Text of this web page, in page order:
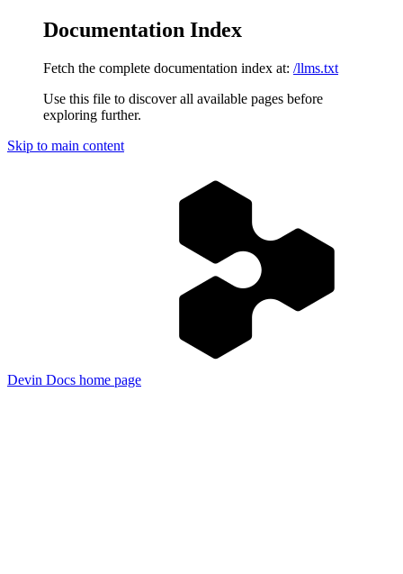
Documentation Index
Fetch the complete documentation index at: /llms.txt
Use this file to discover all available pages before
exploring further.
Skip to main content
Devin Docs home page